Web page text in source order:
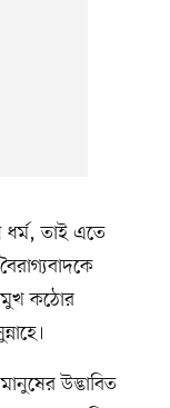
তাই এতে
কঠোর
উদ্ভাবিত